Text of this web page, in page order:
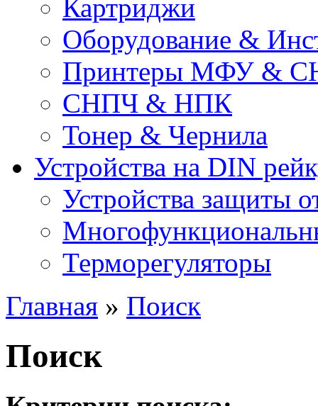
Картриджи
Оборудование &
Принтеры МФУ &
СНПЧ & НПК
Тонер & Чернила
Устройства на DIN
Устройства защиты
Терморегуляторы
Главная » Поиск
Поиск